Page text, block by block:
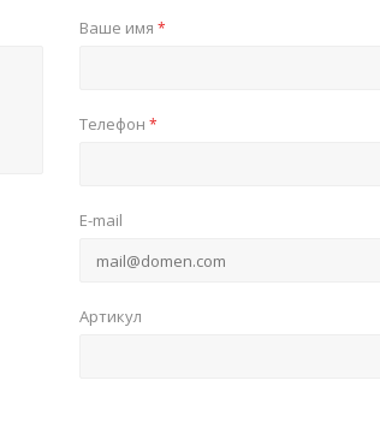
Ваше имя *
Телефон *
E-mail
Артикул